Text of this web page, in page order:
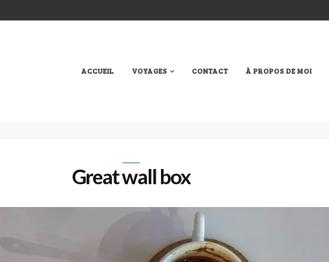
ACCUEIL VOYAGES CONTACT À PROPOS DE MOI
Great wall box